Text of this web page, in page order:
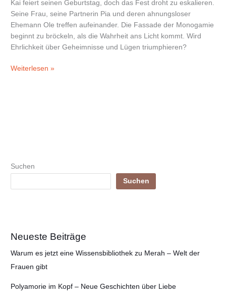
Kai feiert seinen Geburtstag, doch das Fest droht zu eskalieren.
Seine Frau, seine Partnerin Pia und deren ahnungsloser
Ehemann Ole treffen aufeinander. Die Fassade der Monogamie
beginnt zu bröckeln, als die Wahrheit ans Licht kommt. Wird
Ehrlichkeit über Geheimnisse und Lügen triumphieren?
Weiterlesen »
Suchen
Suchen
Neueste Beiträge
Warum es jetzt eine Wissensbibliothek zu Merah – Welt der
Frauen gibt
Polyamorie im Kopf – Neue Geschichten über Liebe